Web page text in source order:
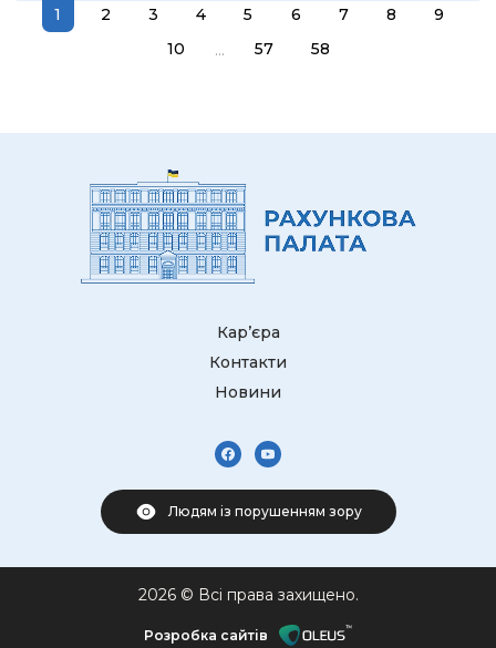
1 2 3 4 5 6 7 8
9
10
... 57 58
Кар’єра
Контакти
Новини
Людям із порушенням зору
2026 © Всі права захищено.
Розробка сайтів